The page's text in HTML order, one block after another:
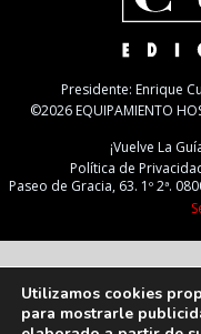
Presidente: Enrique
©2026 EQUIPAMIENTO
¡Vuelve La
Política de
Paseo de Gracia, 63. 1º 2ª.
Utilizamos cookies
para mostrarle